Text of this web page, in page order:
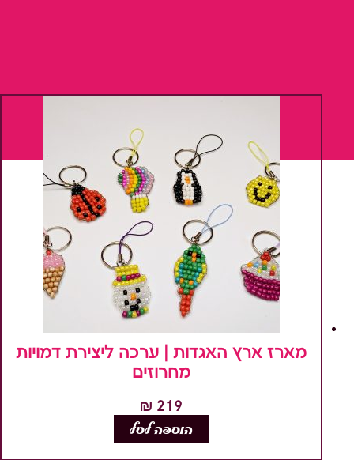
מארז ארץ האגדות | ערכה ליצירת דמויות
מחרוזים
₪ 219
הוספה לסל